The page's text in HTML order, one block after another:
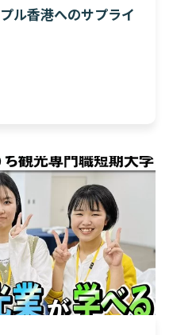
ル香港へのサプライ